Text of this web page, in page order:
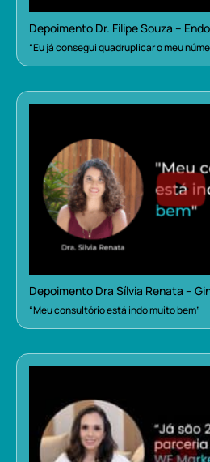
Depoimento Dr. Filipe Souza –
“Eu já consegui quadruplicar o meu
Depoimento Dra Sílvia Renata –
“Meu consultório está indo muito bem”